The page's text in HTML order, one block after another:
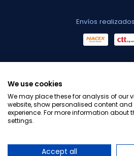
Envíos
We use cookies
We may place these for analysis of our
website, show personalised content
experience. For more information about
settings.
Accept all